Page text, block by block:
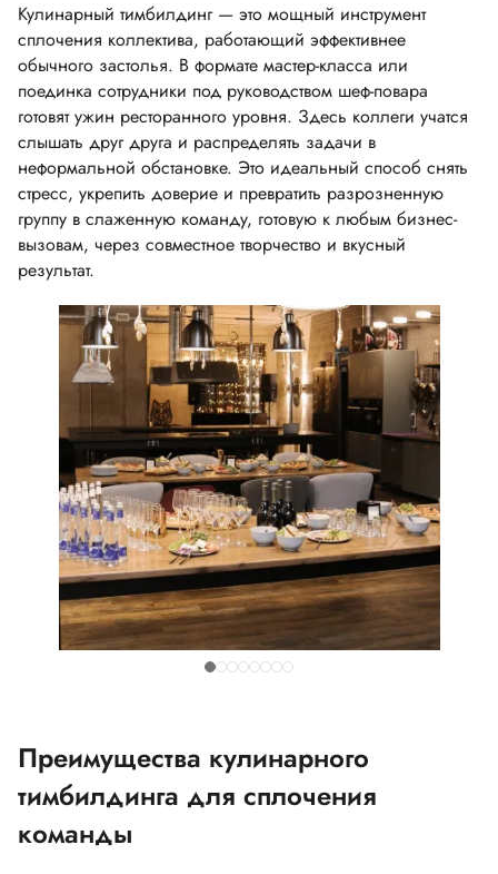
Кулинарный тимбилдинг — это мощный инструмент
сплочения коллектива, работающий эффективнее
обычного застолья. В формате мастер-класса или
поединка сотрудники под руководством шеф-повара
готовят ужин ресторанного уровня. Здесь коллеги учатся
слышать друг друга и распределять задачи в
неформальной обстановке. Это идеальный способ снять
стресс, укрепить доверие и превратить разрозненную
группу в слаженную команду, готовую к любым бизнес-
вызовам, через совместное творчество и вкусный
результат.
Преимущества кулинарного
тимбилдинга для сплочения
команды